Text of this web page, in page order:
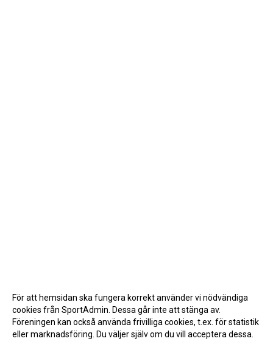
För att hemsidan ska fungera korrekt använder vi nödvändiga
cookies från SportAdmin. Dessa går inte att stänga av.
Föreningen kan också använda frivilliga cookies, t.ex. för statistik
eller marknadsföring. Du väljer själv om du vill acceptera dessa.